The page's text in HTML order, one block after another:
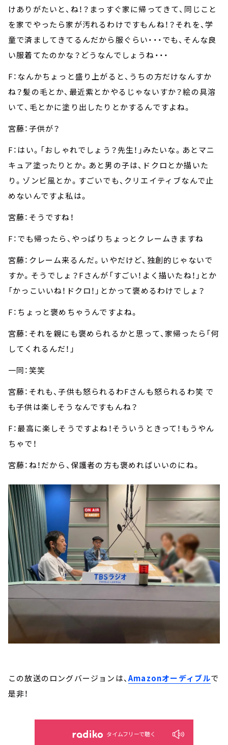
けありがたいと、ね！？まっすぐ家に帰ってきて、同じこと
を家でやったら家が汚れるわけですもんね！？それを、学
童で済ましてきてるんだから服ぐらい・・・でも、そんな良
い服着てたのかな？どうなんでしょうね・・・
F：なんかちょっと盛り上がると、うちの方だけなんすか
ね？髪の毛とか、最近紫とかやるじゃないすか？絵の具溶
いて、毛とかに塗り出したりとかするんですよね。
宮藤：子供が？
F：はい。「おしゃれでしょう？先生！」みたいな。あとマニ
キュア塗ったりとか。あと男の子は、ドクロとか描いた
り。ゾンビ風とか。すごいでも、クリエイティブなんで止
めないんですよ私は。
宮藤：そうですね！
F：でも帰ったら、やっぱりちょっとクレームきますね
宮藤：クレーム来るんだ。いやだけど、独創的じゃないで
すか。そうでしょ？Fさんが「すごい！よく描いたね！」とか
「かっこいいね！ドクロ！」とかって褒めるわけでしょ？
F：ちょっと褒めちゃうんですよね。
宮藤：それを親にも褒められるかと思って、家帰ったら「何
してくれるんだ！」
一同：笑笑
宮藤：それも、子供も怒られるわFさんも怒られるわ笑 で
も子供は楽しそうなんですもんね？
F：最高に楽しそうですよね！そういうときって！もうやん
ちゃで！
宮藤：ね！だから、保護者の方も褒めればいいのにね。
この放送のロングバージョンは、Amazonオーディブルで
是非！
タイムフリーで聴く